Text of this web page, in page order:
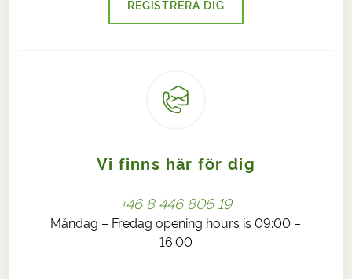
REGISTRERA DIG
Vi finns här för dig
+46 8 446 806 19
Måndag – Fredag opening hours is 09:00 –
16:00